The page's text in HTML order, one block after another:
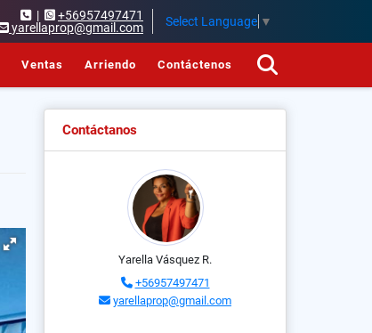
|
+56957497471
yarellaprop@gmail.com
Select Language ▼
Ventas Arriendo Contáctenos
Contáctanos
Yarella Vásquez R.
+56957497471
yarellaprop@gmail.com